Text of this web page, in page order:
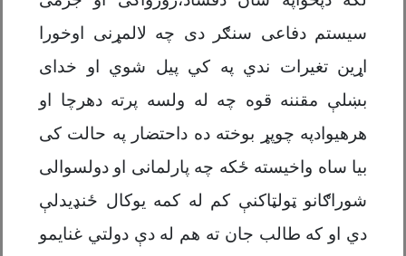
سیستم دفاعی سنګر دی چه لالمړنی اوخورا
اړین تغیرات ندي په کي پیل شوي او خدای
بښلې مقننه قوه چه له ولسه پرته دهرچا او
هرهیوادپه چوپړ بوخته ده داحتضار په حالت کی
بیا ساه واخیسته ځکه چه پارلمانی او دولسوالی
شوراګانو ټولټاکنې کم له کمه یوکال ځنډیدلې
دي او که طالب جان ته هم له دې دولتي غنایمو